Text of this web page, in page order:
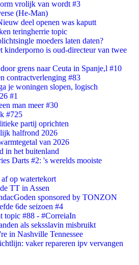
vrolijk van wordt #3
(He-Man)
deel openen was kaputt
teringherrie topic
moeders laten daten?
kinderporno is oud-directeur van twee
grens naar Ceuta in Spanje,l #10
contractverlenging #83
je woningen slopen, logisch
#1
man meer #30
#725
partij oprichten
halfrond 2026
van 2026
in het buitenland
Darts #2: 's werelds mooiste
op watertekort
TT in Assen
sponsored by TONZON
6de seizoen #4
topic #88 - #CorreiaIn
als seksslavin misbruikt
in Nashville Tennessee
vaker repareren ipv vervangen